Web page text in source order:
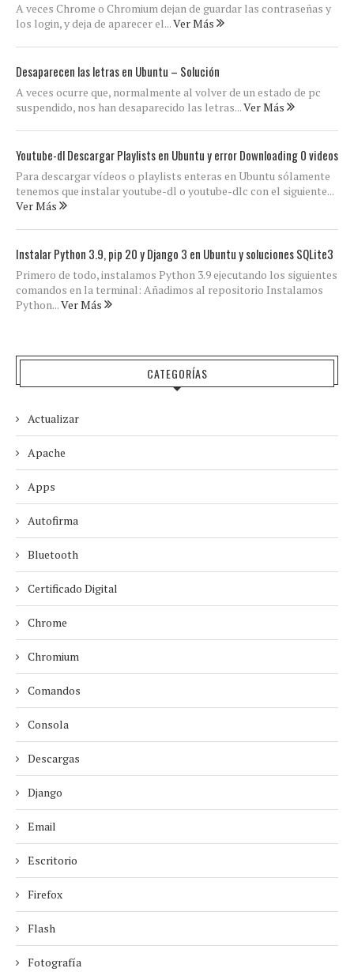
A veces Chrome o Chromium dejan de guardar las contraseñas y
los login, y deja de aparecer el...Ver Más
Desaparecen las letras en Ubuntu – Solución
A veces ocurre que, normalmente al volver de un estado de pc
suspendido, nos han desaparecido las letras...Ver Más
Youtube-dl Descargar Playlists en Ubuntu y error Downloading 0 videos
Para descargar vídeos o playlists enteras en Ubuntu sólamente
tenemos que instalar youtube-dl o youtube-dlc con el siguiente...
Ver Más
Instalar Python 3.9, pip 20 y Django 3 en Ubuntu y soluciones SQLite3
Primero de todo, instalamos Python 3.9 ejecutando los siguientes
comandos en la terminal: Añadimos al repositorio Instalamos
Python...Ver Más
CATEGORÍAS
Actualizar
Apache
Apps
Autofirma
Bluetooth
Certificado Digital
Chrome
Chromium
Comandos
Consola
Descargas
Django
Email
Escritorio
Firefox
Flash
Fotografía